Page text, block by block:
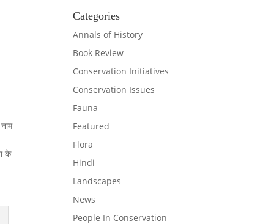
के
Categories
Annals of History
Book Review
Conservation Initiatives
Conservation Issues
Fauna
Featured
Flora
Hindi
Landscapes
News
People In Conservation